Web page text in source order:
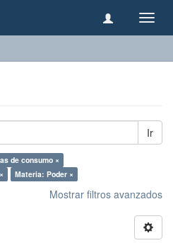
Ir
de consumo ×
Materia: Poder ×
Mostrar filtros avanzados